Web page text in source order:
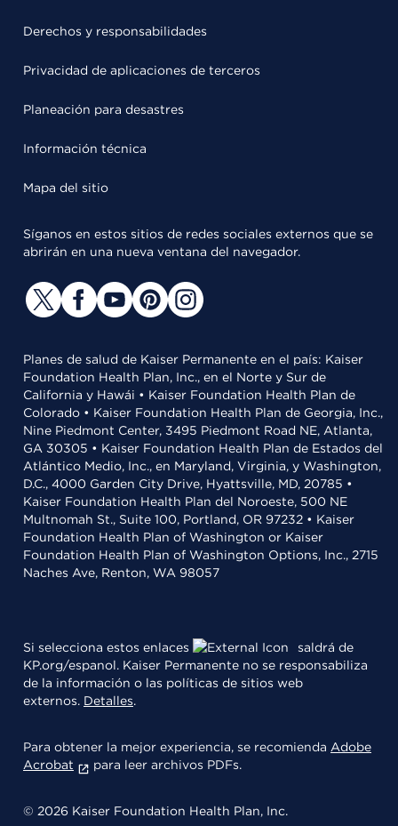
Derechos y responsabilidades
Privacidad de aplicaciones de terceros
Planeación para desastres
Información técnica
Mapa del sitio
Síganos en estos sitios de redes sociales externos que se
abrirán en una nueva ventana del navegador.
Planes de salud de Kaiser Permanente en el país: Kaiser
Foundation Health Plan, Inc., en el Norte y Sur de
California y Hawái • Kaiser Foundation Health Plan de
Colorado • Kaiser Foundation Health Plan de Georgia, Inc.,
Nine Piedmont Center, 3495 Piedmont Road NE, Atlanta,
GA 30305 • Kaiser Foundation Health Plan de Estados del
Atlántico Medio, Inc., en Maryland, Virginia, y Washington,
D.C., 4000 Garden City Drive, Hyattsville, MD, 20785 •
Kaiser Foundation Health Plan del Noroeste, 500 NE
Multnomah St., Suite 100, Portland, OR 97232 • Kaiser
Foundation Health Plan of Washington or Kaiser
Foundation Health Plan of Washington Options, Inc., 2715
Naches Ave, Renton, WA 98057
Si selecciona estos enlaces
saldrá de
KP.org/espanol. Kaiser Permanente no se responsabiliza
de la información o las políticas de sitios web
externos. Detalles.
Para obtener la mejor experiencia, se recomienda Adobe
Acrobat
para leer archivos PDFs.
© 2026 Kaiser Foundation Health Plan, Inc.